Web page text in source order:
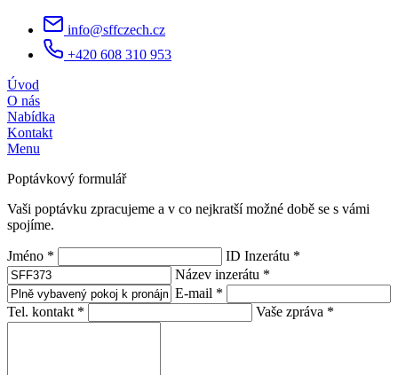
info@sffczech.cz
+420 608 310 953
Úvod
O nás
Nabídka
Kontakt
Menu
Poptávkový formulář
Vaši poptávku zpracujeme a v co nejkratší možné době se s vámi
spojíme.
Jméno *
ID Inzerátu *
Název inzerátu *
E-mail *
Tel. kontakt *
Vaše zpráva *